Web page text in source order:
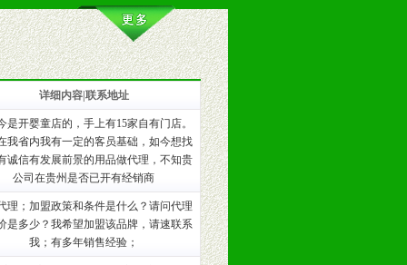
。
详细内容|联系地址
是开婴童店的，手上有15家自有门店。
我省内我有一定的客员基础，如今想找
诚信有发展前景的用品做代理，不知贵
公司在贵州是否已开有经销商
理；加盟政策和条件是什么？请问代理
是多少？我希望加盟该品牌，请速联系
我；有多年销售经验；